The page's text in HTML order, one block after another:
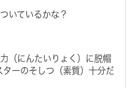
いているかな？
（にんたいりょく）に脱帽
ーのそしつ（素質）十分だ